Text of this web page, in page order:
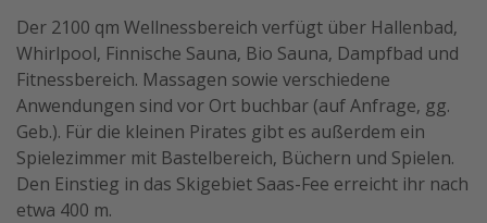
Last Minute Urlaub Mallorca
Last Minute Urlaub Deutschland
Der 2100 qm Wellnessbereich verfügt über Hallenbad,
Whirlpool, Finnische Sauna, Bio Sauna, Dampfbad und
Fitnessbereich. Massagen sowie verschiedene
Anwendungen sind vor Ort buchbar (auf Anfrage, gg.
Geb.). Für die kleinen Pirates gibt es außerdem ein
Spielezimmer mit Bastelbereich, Büchern und Spielen.
Den Einstieg in das Skigebiet Saas-Fee erreicht ihr nach
etwa 400 m.